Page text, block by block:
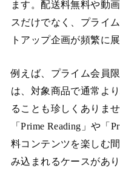
ます。配送料無料や動
スだけでなく、プライ
トアップ企画が頻繁に
例えば、プライム会員
は、対象商品で通常よ
ることも珍しくありま
「Prime Reading」や「
料コンテンツを楽しむ
み込まれるケースがあり